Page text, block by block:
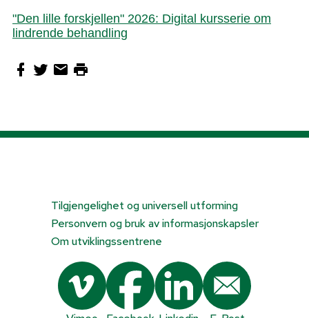
"Den lille forskjellen" 2026: Digital kursserie om
lindrende behandling
Tilgjengelighet og universell utforming
Personvern og bruk av informasjonskapsler
Om utviklingssentrene